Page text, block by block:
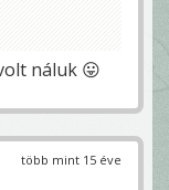
náluk 😛
több mint 15 éve